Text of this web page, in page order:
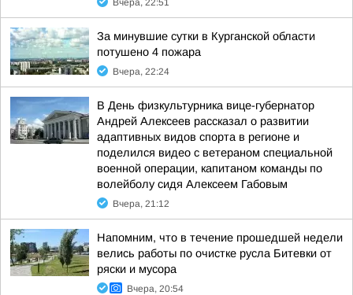
Вчера, 22:51
За минувшие сутки в Курганской области
потушено 4 пожара
Вчера, 22:24
В День физкультурника вице-губернатор
Андрей Алексеев рассказал о развитии
адаптивных видов спорта в регионе и
поделился видео с ветераном специальной
военной операции, капитаном команды по
волейболу сидя Алексеем Габовым
Вчера, 21:12
Напомним, что в течение прошедшей недели
велись работы по очистке русла Битевки от
ряски и мусора
Вчера, 20:54